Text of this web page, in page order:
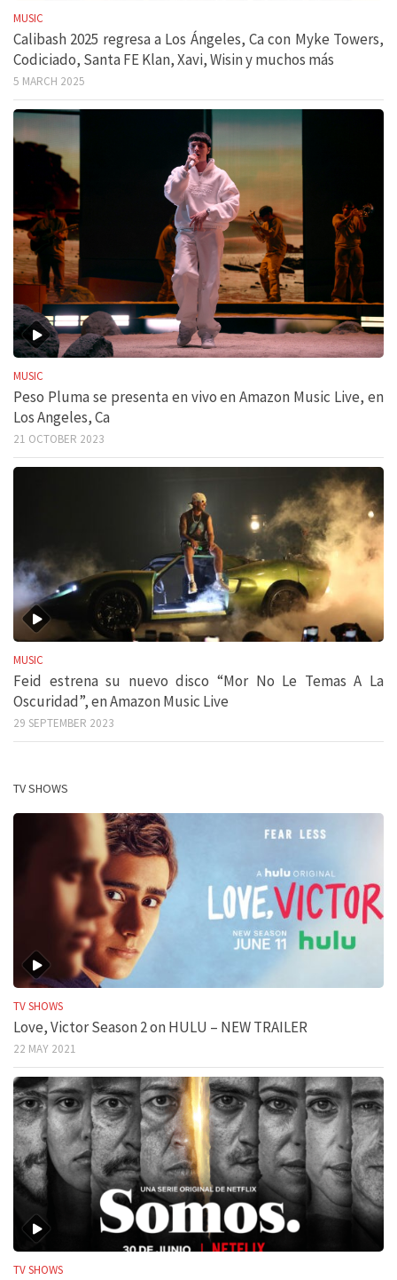
MUSIC
Calibash 2025 regresa a Los Ángeles, Ca con Myke Towers,
Codiciado, Santa FE Klan, Xavi, Wisin y muchos más
5 MARCH 2025
MUSIC
Peso Pluma se presenta en vivo en Amazon Music Live, en
Los Angeles, Ca
21 OCTOBER 2023
MUSIC
Feid estrena su nuevo disco “Mor No Le Temas A La
Oscuridad”, en Amazon Music Live
29 SEPTEMBER 2023
TV SHOWS
TV SHOWS
Love, Victor Season 2 on HULU – NEW TRAILER
22 MAY 2021
TV SHOWS